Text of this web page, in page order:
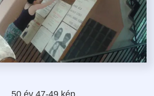
50 év 47-49.kép